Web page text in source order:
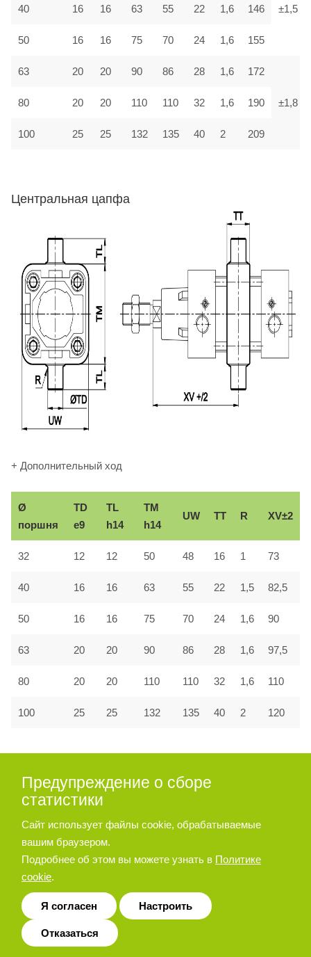
±1,5
40 16 16 63 55 22 1,6 146
50 16 16 75 70 24 1,6 155
63 20 20 90 86 28 1,6 172
±1,8
80 20 20 110 110 32 1,6 190
100 25 25 132 135 40 2 209
Центральная цапфа
+ Дополнительный ход
Ø
поршня
TD
e9
TL
h14
TM
h14
UW TT R XV±2
32 12 12 50 48 16 1 73
40 16 16 63 55 22 1,5 82,5
50 16 16 75 70 24 1,6 90
63 20 20 90 86 28 1,6 97,5
80 20 20 110 110 32 1,6 110
100 25 25 132 135 40 2 120
Принадлежности для пневмоцилиндра
серии A27, A28
Опора угловая
Предупреждение о сборе
статистики
Сайт использует файлы cookie, обрабатываемые
вашим браузером.
Подробнее об этом вы можете узнать в Политике
cookie.
Я согласен Настроить
Отказаться